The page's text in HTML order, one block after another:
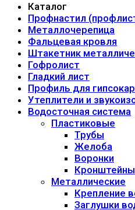
Каталог
Профнастил
Металлочерепица
Фальцевая кровля
Штакетник
Гофролист
Гладкий лист
Профиль для
Утеплители и
Водосточная система
Пластиковые
Трубы
Желоба
Воронки
Кронштейны
Металлические
Крепление
Заглушки